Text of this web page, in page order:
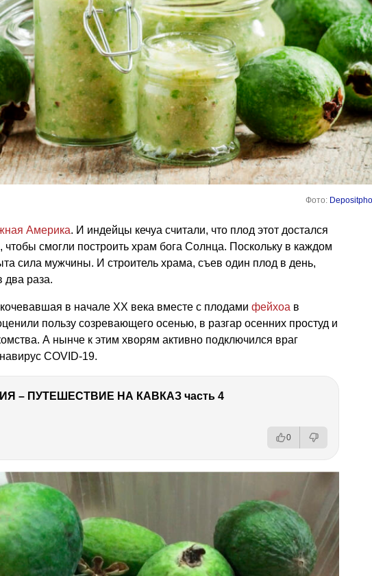
Фото:
Америка. И индейцы кечуа считали, что плод этот достался
чтобы смогли построить храм бога Солнца. Поскольку в каждом
сила мужчины. И строитель храма, съев один плод в день,
два раза.
в начале ХХ века вместе с плодами фейхоа в
пользу созревающего осенью, в разгар осенних простуд и
А нынче к этим хворям активно подключился враг
COVID-19.
– ПУТЕШЕСТВИЕ НА КАВКАЗ часть 4
0